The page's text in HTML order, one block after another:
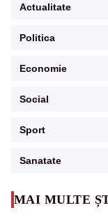
MAI MULTE
Actualitate
Politica
Economie
Social
Sport
Sanatate